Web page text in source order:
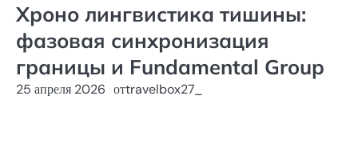
Хроно лингвистика тишины:
фазовая синхронизация
границы и Fundamental Group
25 апреля 2026 отtravelbox27_